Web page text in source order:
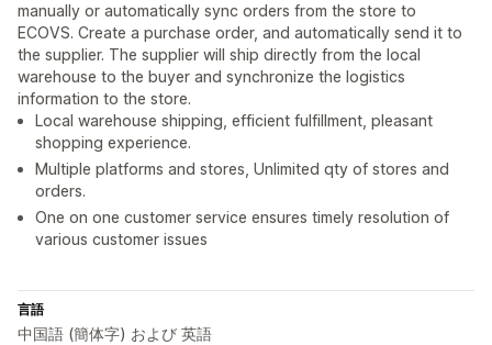
manually or automatically sync orders from the store to
ECOVS. Create a purchase order, and automatically send it to
the supplier. The supplier will ship directly from the local
warehouse to the buyer and synchronize the logistics
information to the store.
Local warehouse shipping, efficient fulfillment, pleasant
shopping experience.
Multiple platforms and stores, Unlimited qty of stores and
orders.
One on one customer service ensures timely resolution of
various customer issues
言語
中国語 (簡体字) および 英語